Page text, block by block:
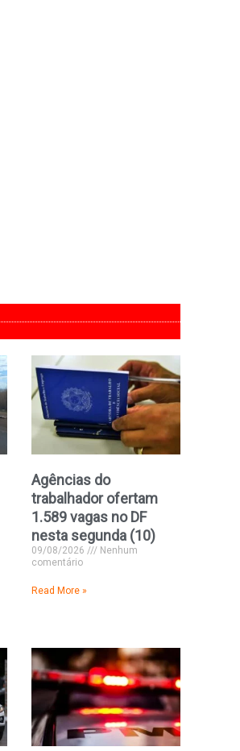
Agências do
trabalhador ofertam
1.589 vagas no DF
nesta segunda (10)
09/08/2026
Nenhum
comentário
Read More »